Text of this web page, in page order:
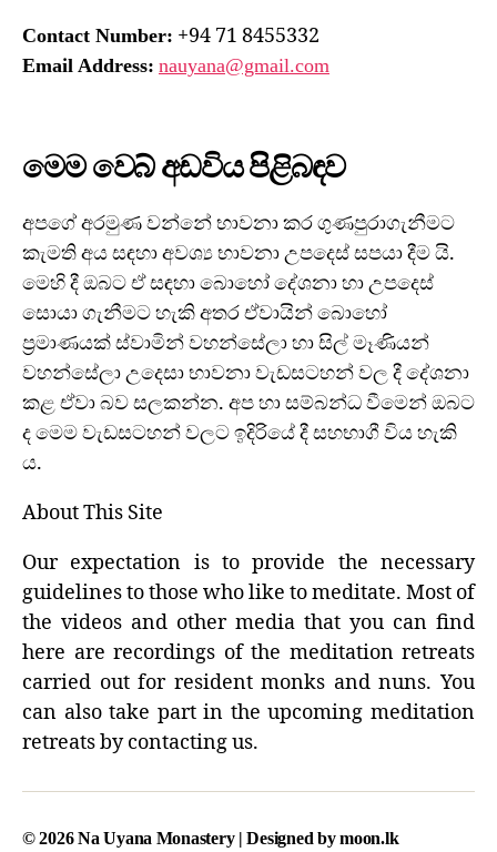
Contact Number: +94 71 8455332
Email Address: nauyana@gmail.com
මෙම වෙබ් අඩවිය පිළිබඳව
අපගේ අරමුණ වන්නේ භාවනා කර ගුණපුරාගැනීමට
කැමති අය සඳහා අවශ්‍ය භාවනා උපදෙස් සපයා දීම යි.
මෙහි දී ඔබට ඒ සඳහා බොහෝ දේශනා හා උපදෙස්
සොයා ගැනීමට හැකි අතර ඒවායින් බොහෝ
ප්‍රමාණයක් ස්වාමින් වහන්සේලා හා සිල් මෑණියන්
වහන්සේලා උදෙසා භාවනා වැඩසටහන් වල දී දේශනා
කළ ඒවා බව සලකන්න. අප හා සම්බන්ධ වීමෙන් ඔබට
ද මෙම වැඩසටහන් වලට ඉදිරියේ දී සහභාගී විය හැකි
ය.
About This Site
Our expectation is to provide the necessary
guidelines to those who like to meditate. Most of
the videos and other media that you can find
here are recordings of the meditation retreats
carried out for resident monks and nuns. You
can also take part in the upcoming meditation
retreats by contacting us.
© 2026Na Uyana Monastery | Designed bymoon.lk